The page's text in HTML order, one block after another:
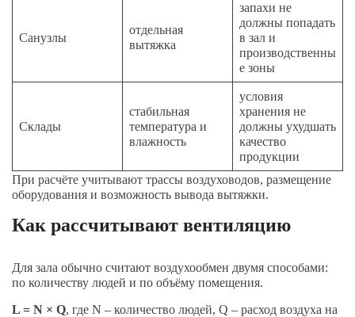
Санузлы
отдельная
вытяжка
запахи не
должны попадать
в зал и
производственны
е зоны
Склады
стабильная
температура и
влажность
условия
хранения не
должны ухудшать
качество
продукции
При расчёте учитывают трассы воздуховодов, размещение
оборудования и возможность вывода вытяжки.
Как рассчитывают вентиляцию
Для зала обычно считают воздухообмен двумя способами:
по количеству людей и по объёму помещения.
L = N × Q, где N – количество людей, Q – расход воздуха на